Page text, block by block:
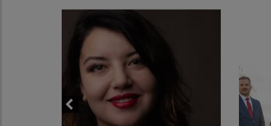
Previous